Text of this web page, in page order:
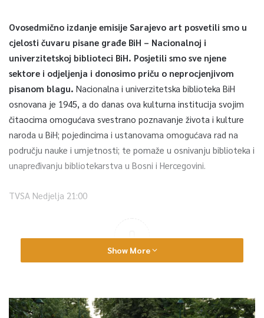
Ovosedmično izdanje emisije Sarajevo art posvetili smo u
cjelosti čuvaru pisane građe BiH – Nacionalnoj i
univerzitetskoj biblioteci BiH. Posjetili smo sve njene
sektore i odjeljenja i donosimo priču o neprocjenjivom
pisanom blagu. Nacionalna i univerzitetska biblioteka BiH
osnovana je 1945, a do danas ova kulturna institucija svojim
čitaocima omogućava svestrano poznavanje života i kulture
naroda u BiH; pojedincima i ustanovama omogućava rad na
području nauke i umjetnosti; te pomaže u osnivanju biblioteka i
unapređivanju bibliotekarstva u Bosni i Hercegovini.
TVSA Nedjelja 21:00
0
Article Rating
Show More